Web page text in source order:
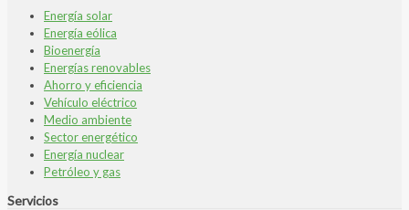
Energía solar
Energía eólica
Bioenergía
Energías renovables
Ahorro y eficiencia
Vehículo eléctrico
Medio ambiente
Sector energético
Energía nuclear
Petróleo y gas
Servicios